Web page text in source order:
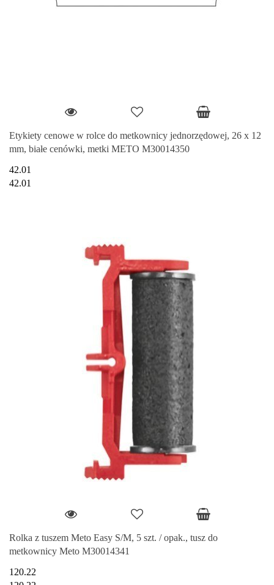
Etykiety cenowe w rolce do metkownicy jednorzędowej, 26 x 12
mm, białe cenówki, metki METO M30014350
42.01
42.01
Rolka z tuszem Meto Easy S/M, 5 szt. / opak., tusz do
metkownicy Meto M30014341
120.22